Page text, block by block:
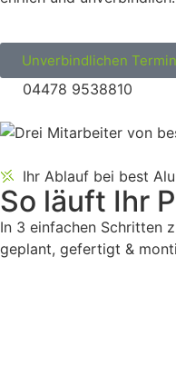
Unverbindlichen
04478 9538810
Ihr Ablauf bei best
So läuft Ihr
In 3 einfachen Schritten
geplant, gefertigt &